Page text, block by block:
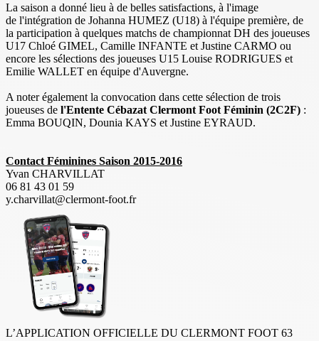
La saison a donné lieu à de belles satisfactions, à l'image
de l'intégration de Johanna HUMEZ (U18) à l'équipe première, de
la participation à quelques matchs de championnat DH des joueuses
U17 Chloé GIMEL, Camille INFANTE et Justine CARMO ou
encore les sélections des joueuses U15 Louise RODRIGUES et
Emilie WALLET en équipe d'Auvergne.
A noter également la convocation dans cette sélection de trois
joueuses de l'Entente Cébazat Clermont Foot Féminin (2C2F) :
Emma BOUQIN, Dounia KAYS et Justine EYRAUD.
Contact Féminines Saison 2015-2016
Yvan CHARVILLAT
06 81 43 01 59
y.charvillat@clermont-foot.fr
L’APPLICATION OFFICIELLE DU CLERMONT FOOT 63